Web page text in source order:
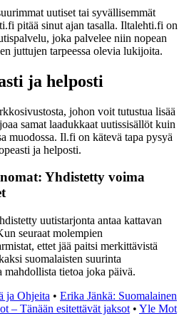
uutiset tai syvällisemmät
pitää sinut ajan tasalla. Iltalehti.fi on
joka palvelee niin nopean
juttujen tarpeessa olevia lukijoita.
ja helposti
johon voit tutustua lisää
samat laadukkaat uutissisällöt kuin
muodossa. Il.fi on kätevä tapa pysyä
ja helposti.
Yhdistetty voima
uutistarjonta antaa kattavan
seuraat molempien
ettet jää paitsi merkittävistä
suomalaisten suurinta
mahdollista tietoa joka päivä.
ja Ohjeita • Erika Jänkä: Suomalainen
– Tänään esitettävät jaksot • Yle Mot